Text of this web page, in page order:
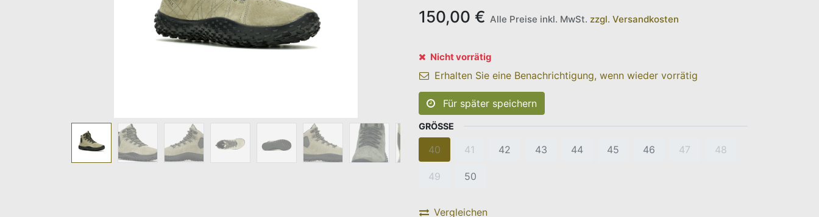
150,00 € Alle Preise inkl. MwSt. zzgl. Versandkosten
Nicht vorrätig
Erhalten Sie eine Benachrichtigung, wenn wieder vorrätig
Für später speichern
GRÖSSE
40 41 42 43 44 45 46 47 48
49 50
Vergleichen